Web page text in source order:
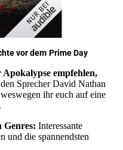
vor dem Prime Day
empfehlen,
Sprecher David Nathan
ihr euch auf eine
Genres: Interessante
und die spannendsten